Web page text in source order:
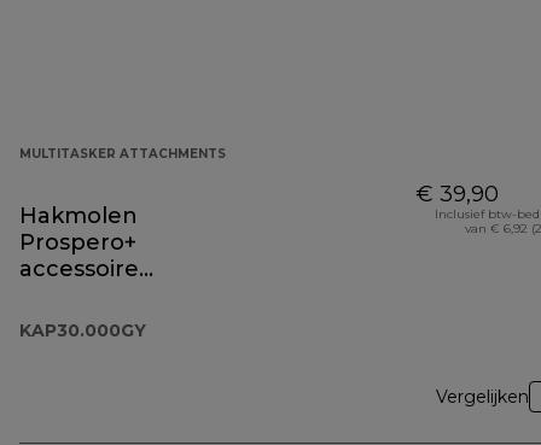
MULTITASKER ATTACHMENTS
Hakmolen
Prospero+
accessoire
KAP30.000GY
€ 39,90
Inclusief btw-
van € 6,92
Vergelijken